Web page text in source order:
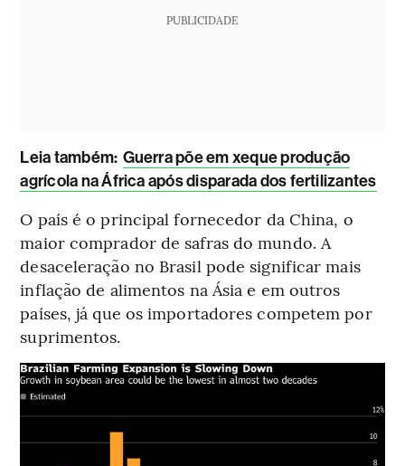
PUBLICIDADE
Leia também: Guerra põe em xeque produção
agrícola na África após disparada dos fertilizantes
O país é o principal fornecedor da China, o
maior comprador de safras do mundo. A
desaceleração no Brasil pode significar mais
inflação de alimentos na Ásia e em outros
países, já que os importadores competem por
suprimentos.